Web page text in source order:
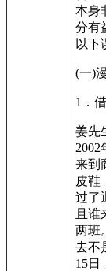
本身
分有
以下
(一)
1．
姜先
来到
皮鞋
过了
且谁
两班
去不
15日